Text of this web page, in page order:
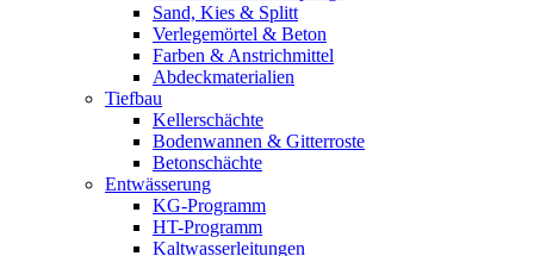
Sand, Kies & Splitt
Verlegemörtel & Beton
Farben & Anstrichmittel
Abdeckmaterialien
Tiefbau
Kellerschächte
Bodenwannen & Gitterroste
Betonschächte
Entwässerung
KG-Programm
HT-Programm
Kaltwasserleitungen